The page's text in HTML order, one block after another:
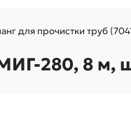
для прочистки труб
280, 8 м,